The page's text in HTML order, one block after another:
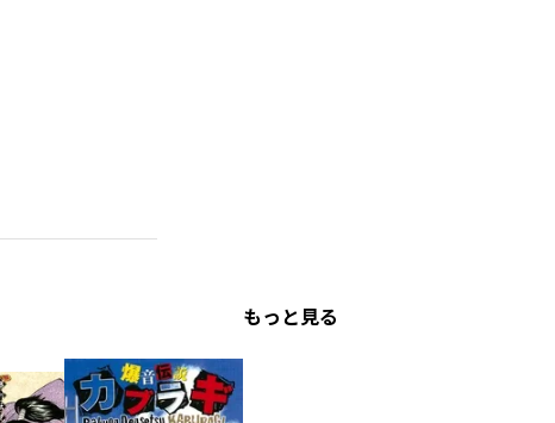
もっと見る